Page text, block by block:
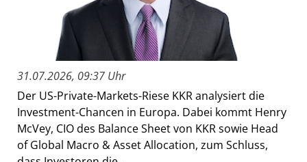
31.07.2026, 09:37 Uhr
Der US-Private-Markets-Riese KKR analysiert die
Investment-Chancen in Europa. Dabei kommt Henry
McVey, CIO des Balance Sheet von KKR sowie Head
of Global Macro & Asset Allocation, zum Schluss,